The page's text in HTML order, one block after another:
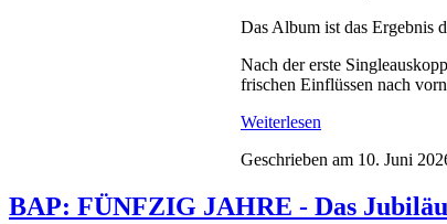
Das Album ist das Ergebnis
Nach der erste
frischen Einflüssen nach
Weiterlesen
Geschrieben am 10. Juni
BAP: FÜNFZIG JAHRE - Das